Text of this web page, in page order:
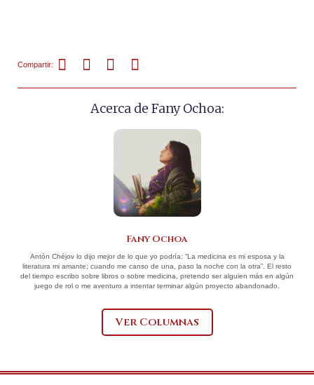
Compartir:
Acerca de Fany Ochoa:
Fany Ochoa
Antón Chéjov lo dijo mejor de lo que yo podría: “La medicina es mi esposa y la
literatura mi amante; cuando me canso de una, paso la noche con la otra”. El resto
del tiempo escribo sobre libros o sobre medicina, pretendo ser alguien más en algún
juego de rol o me aventuro a intentar terminar algún proyecto abandonado.
Ver Columnas